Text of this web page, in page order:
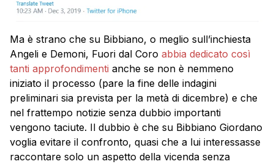
Ma è strano che su Bibbiano, o meglio sull’inchiesta
Angeli e Demoni, Fuori dal Coro abbia dedicato così
tanti approfondimenti anche se non è nemmeno
iniziato il processo (pare la fine delle indagini
preliminari sia prevista per la metà di dicembre) e che
nel frattempo notizie senza dubbio importanti
vengono taciute. Il dubbio è che su Bibbiano Giordano
voglia evitare il confronto, quasi che a lui interessasse
raccontare solo un aspetto della vicenda senza